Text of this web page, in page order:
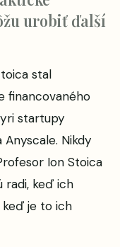
urobiť ďalší
stal
financovaného
startupy
Nikdy
Ion Stoica
radi, keď ich
keď je to ich